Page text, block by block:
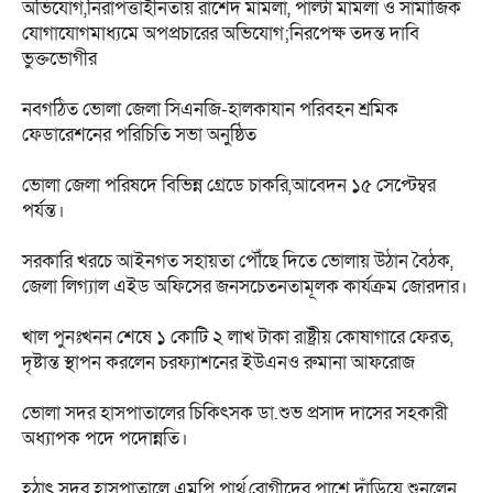
অভিযোগ,নিরাপত্তাহীনতায় রাশেদ মামলা, পাল্টা মামলা ও সামাজিক
যোগাযোগমাধ্যমে অপপ্রচারের অভিযোগ;নিরপেক্ষ তদন্ত দাবি
ভুক্তভোগীর
নবগঠিত ভোলা জেলা সিএনজি-হালকাযান পরিবহন শ্রমিক
ফেডারেশনের পরিচিতি সভা অনুষ্ঠিত
ভোলা জেলা পরিষদে বিভিন্ন গ্রেডে চাকরি,আবেদন ১৫ সেপ্টেম্বর
পর্যন্ত।
সরকারি খরচে আইনগত সহায়তা পৌঁছে দিতে ভোলায় উঠান বৈঠক,
জেলা লিগ্যাল এইড অফিসের জনসচেতনতামূলক কার্যক্রম জোরদার।
খাল পুনঃখনন শেষে ১ কোটি ২ লাখ টাকা রাষ্ট্রীয় কোষাগারে ফেরত,
দৃষ্টান্ত স্থাপন করলেন চরফ্যাশনের ইউএনও রুমানা আফরোজ
ভোলা সদর হাসপাতালের চিকিৎসক ডা.শুভ প্রসাদ দাসের সহকারী
অধ্যাপক পদে পদোন্নতি।